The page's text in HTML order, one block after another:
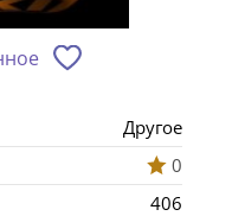
Другое
0
406